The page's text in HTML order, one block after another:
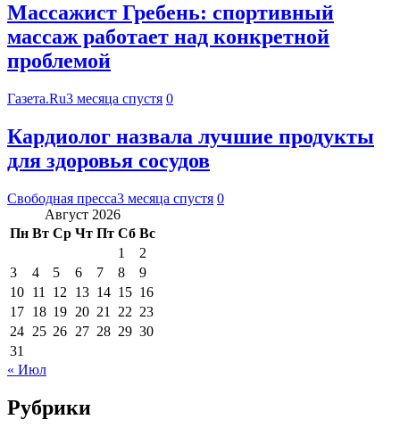
Массажист Гребень: спортивный
массаж работает над конкретной
проблемой
Газета.Ru3 месяца спустя 0
Кардиолог назвала лучшие продукты
для здоровья сосудов
Свободная пресса3 месяца спустя 0
Август 2026
Пн Вт Ср Чт Пт Сб Вс
1
2
3
4 5 6 7 8
9
10 11 12 13 14 15 16
17 18 19 20 21 22 23
24 25 26 27 28 29 30
31
« Июл
Рубрики